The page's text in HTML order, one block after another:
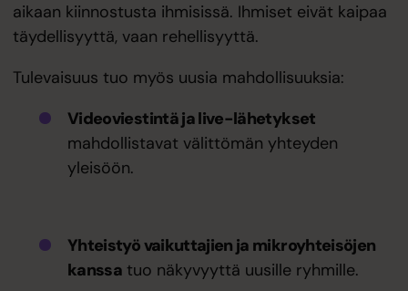
aikaan kiinnostusta ihmisissä. Ihmiset eivät kaipaa
täydellisyyttä, vaan rehellisyyttä.
Tulevaisuus tuo myös uusia mahdollisuuksia:
Videoviestintä ja live-lähetykset
mahdollistavat välittömän yhteyden
yleisöön.
Yhteistyö vaikuttajien ja mikroyhteisöjen
kanssa tuo näkyvyyttä uusille ryhmille.